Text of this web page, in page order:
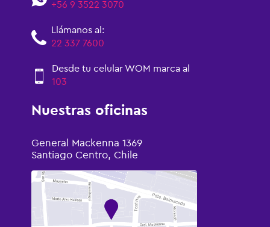
+56 9 3522 3070
Llámanos al:
22 337 7600
Desde tu celular WOM marca al
103
Nuestras oficinas
General Mackenna 1369
Santiago Centro, Chile